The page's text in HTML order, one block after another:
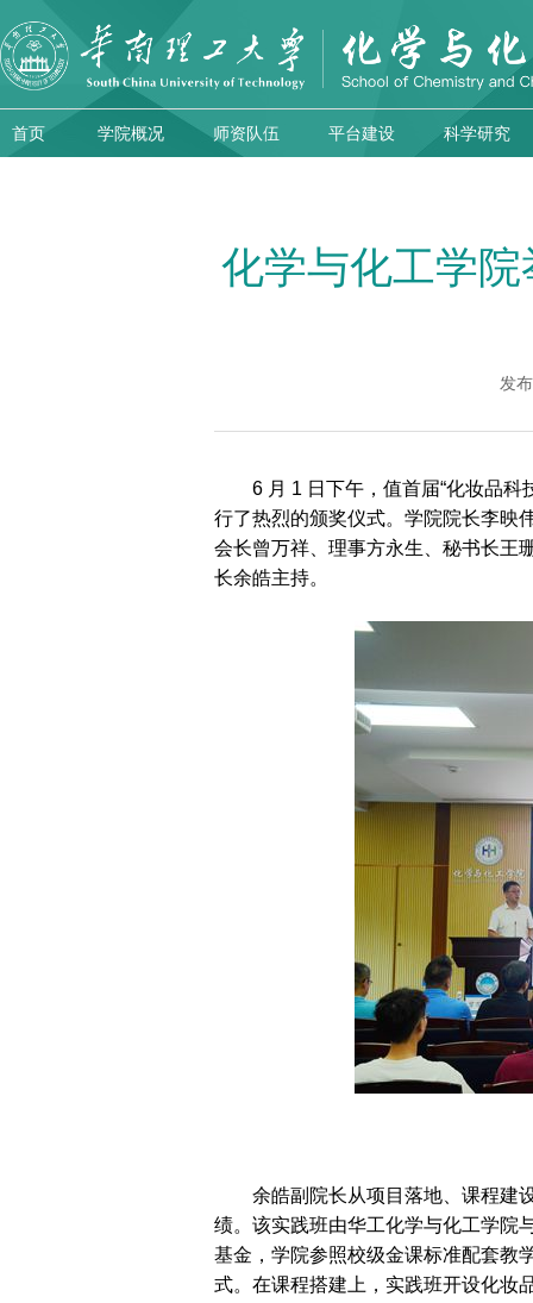
首页 学院概况 师资队伍 平台建设 科学研究
化学与化工学
发
6 月 1 日下午，值首届“化妆品
行了热烈的颁奖仪式。学院院长李映
会长曾万祥、理事方永生、秘书长王
长余皓主持。
余皓副院长从项目落地、课程建
绩。该实践班由华工化学与化工学院
基金，学院参照校级金课标准配套教
式。在课程搭建上，实践班开设化妆